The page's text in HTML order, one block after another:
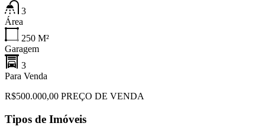
3
Área
250 M²
Garagem
3
Para Venda
R$500.000,00 PREÇO DE VENDA
Tipos de Imóveis